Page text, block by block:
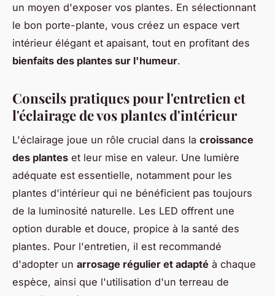
un moyen d'exposer vos plantes. En sélectionnant
le bon porte-plante, vous créez un espace vert
intérieur élégant et apaisant, tout en profitant des
bienfaits des plantes sur l'humeur.
Conseils pratiques pour l'entretien et
l'éclairage de vos plantes d'intérieur
L'éclairage joue un rôle crucial dans la croissance
des plantes et leur mise en valeur. Une lumière
adéquate est essentielle, notamment pour les
plantes d'intérieur qui ne bénéficient pas toujours
de la luminosité naturelle. Les LED offrent une
option durable et douce, propice à la santé des
plantes. Pour l'entretien, il est recommandé
d'adopter un arrosage régulier et adapté à chaque
espèce, ainsi que l'utilisation d'un terreau de